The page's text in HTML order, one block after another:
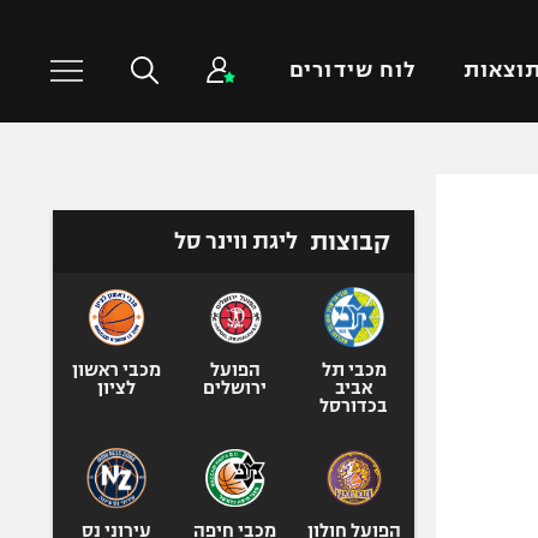
תוצאות לוח שידורים
טניס
כדורעף
ג'ודו
ספורט אולימפי
קבוצות ליגת ווינר סל
מכבי תל
אביב
בכדורסל
הפועל
ירושלים
מכבי ראשון
לציון
הפועל חולון
מכבי חיפה
עירוני נס